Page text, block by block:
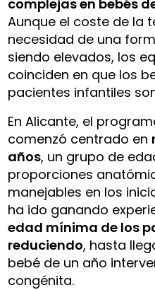
complejas en bebés
Aunque el coste de la
necesidad de una
siendo elevados, los
coinciden en que los
pacientes infantiles
En Alicante, el
comenzó centrado en
años, un grupo de
proporciones
manejables en los
ha ido ganando
edad mínima de los
reduciendo, hasta
bebé de un año
congénita.